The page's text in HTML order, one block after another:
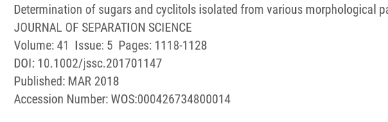
Determination of sugars and cyclitols isolated from various morphological
JOURNAL OF SEPARATION SCIENCE
Volume: 41 Issue: 5 Pages: 1118-1128
DOI: 10.1002/jssc.201701147
Published: MAR 2018
Accession Number: WOS:000426734800014